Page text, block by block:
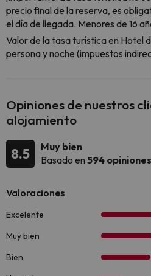
precio final de la reserva, es
el día de llegada. Menores de 16
Valor de la tasa turística en Hotel
persona y noche (impuestos
Opiniones de nuestros
alojamiento
8.5
Muy bien
Basado en 594 opiniones